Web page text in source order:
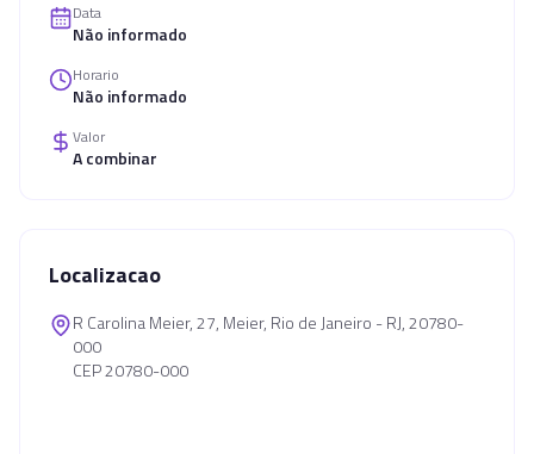
Data
Não informado
Horario
Não informado
Valor
A combinar
Localizacao
R Carolina Meier, 27, Meier, Rio de Janeiro - RJ, 20780-
000
CEP 20780-000